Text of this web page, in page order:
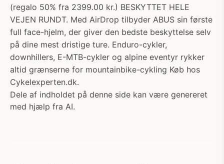
(regalo 50% fra 2399.00 kr.) BESKYTTET HELE
VEJEN RUNDT. Med AirDrop tilbyder ABUS sin første
full face-hjelm, der giver den bedste beskyttelse selv
på dine mest dristige ture. Enduro-cykler,
downhillers, E-MTB-cykler og alpine eventyr rykker
altid grænserne for mountainbike-cykling Køb hos
Cykelexperten.dk.
Dele af indholdet på denne side kan være genereret
med hjælp fra AI.